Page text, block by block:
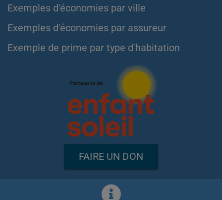
Exemples d'économies par ville
Exemples d'économies par assureur
Exemple de prime par type d'habitation
FAIRE UN DON